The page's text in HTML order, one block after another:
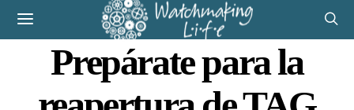
Prepárate para la